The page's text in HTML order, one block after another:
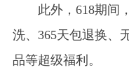
此外，618期间
洗、365天包退换、
品等超级福利。